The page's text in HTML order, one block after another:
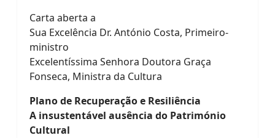
Carta aberta a
Sua Excelência Dr. António Costa, Primeiro-
ministro
Excelentíssima Senhora Doutora Graça
Fonseca, Ministra da Cultura
Plano de Recuperação e Resiliência
A insustentável ausência do Património
Cultural